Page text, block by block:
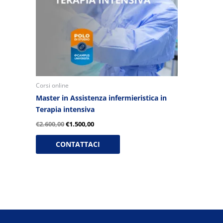
Corsi online
Master in Assistenza infermieristica in
Terapia intensiva
€2.600,00€1.500,00
CONTATTACI